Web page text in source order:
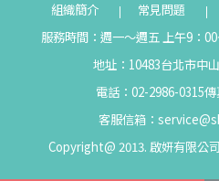
組織簡介 常見問題
服務時間：週一～週五 上午9：
地址：10483台北市中
電話：02-2986-0315
客服信箱：
Copyright@ 2013. 啟妍有限公